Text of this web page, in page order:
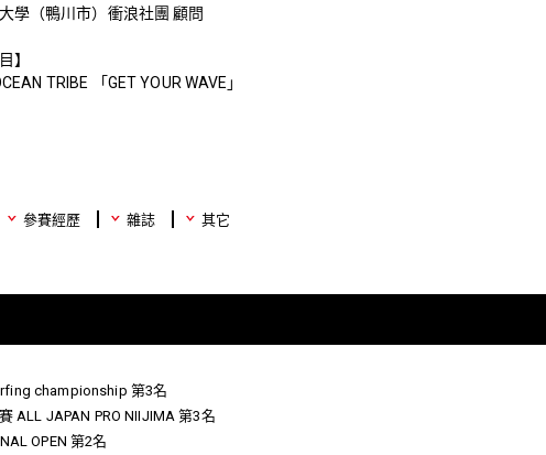
學（鴨川市）衝浪社團 顧問
】
TRIBE 「GET YOUR WAVE」
參賽經歷 雜誌 其它
championship 第3名
ALL JAPAN PRO NIIJIMA 第3名
OPEN 第2名